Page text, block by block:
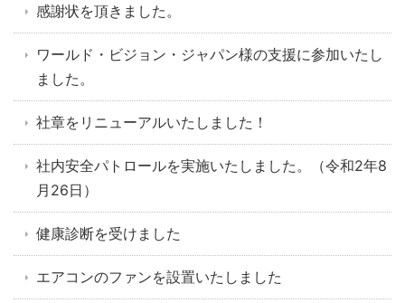
感謝状を頂きました。
ワールド・ビジョン・ジャパン様の支援に参加いたし
ました。
社章をリニューアルいたしました！
社内安全パトロールを実施いたしました。（令和2年8
月26日）
健康診断を受けました
エアコンのファンを設置いたしました